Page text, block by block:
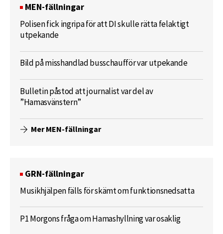
MEN-fällningar
Polisen fick ingripa för att DI skulle rätta felaktigt
utpekande
Bild på misshandlad busschaufför var utpekande
Bulletin påstod att journalist var del av
”Hamasvänstern”
Mer MEN-fällningar
GRN-fällningar
Musikhjälpen fälls för skämt om funktionsnedsatta
P1 Morgons fråga om Hamashyllning var osaklig